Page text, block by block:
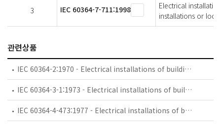
3 IEC 60364-7-711:1998
Electrical
installations or
관련상품
IEC 60364-2:1970 - Electrical installations of buildings - Part 2: Fundamental principles
IEC 60364-3-1:1973 - Electrical installations of buildings - Part 3: General requirements for installations - Chapter 1: Measures for protection for safety. Sections One to Three
IEC 60364-4-473:1977 - Electrical installations of buildings. Part 4: Protection for safety. Chapter 47: Application of protective measures for safety. Section 473: Measures of protection against overcurrent